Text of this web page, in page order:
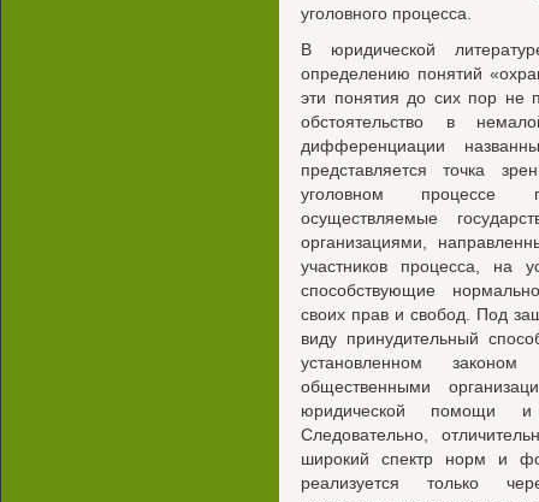
уголовного процесса.
В юридической
определению понятий
эти понятия до сих пор не
обстоятельство в
дифференциации
представляется точка
уголовном процессе
осуществляемые
организациями,
участников процесса, на
способствующие
своих прав и свобод. Под
виду принудительный
установленном
общественными
юридической помощи и
Следовательно,
широкий спектр норм и
реализуется только